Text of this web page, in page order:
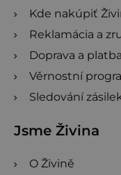
Kde nakúpiť
Reklamácia a
Doprava a platba
Věrnostní
Sledování
Jsme Živina
O Živině